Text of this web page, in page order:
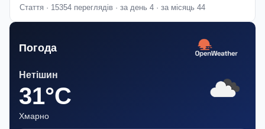
Стаття · 15354 переглядів · за день 4 · за місяць 44
Погода
Нетішин
31°C
Хмарно